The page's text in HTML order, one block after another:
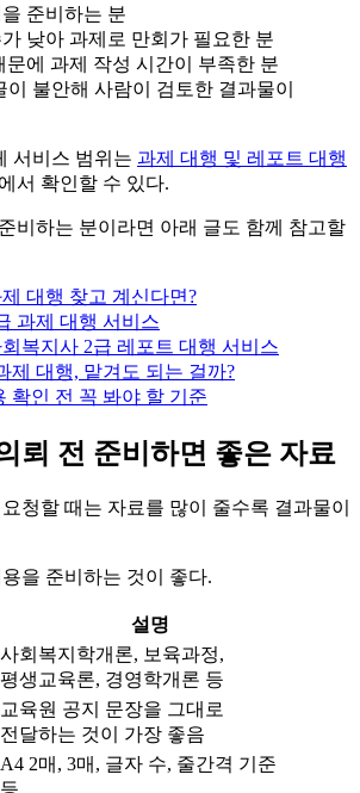
준비하는 분
낮아 과제로 만회가 필요한 분
문에 과제 작성 시간이 부족한 분
불안해 사람이 검토한 결과물이
서비스 범위는 과제 대행 및 레포트 대행
에서 확인할 수 있다.
비하는 분이라면 아래 글도 함께 참고할
대행 찾고 계신다면?
과제 대행 서비스
복지사 2급 레포트 대행 서비스
제 대행, 맡겨도 되는 걸까?
확인 전 꼭 봐야 할 기준
뢰 전 준비하면 좋은 자료
청할 때는 자료를 많이 줄수록 결과물이
을 준비하는 것이 좋다.
설명
사회복지학개론, 보육과정,
평생교육론, 경영학개론 등
교육원 공지 문장을 그대로
전달하는 것이 가장 좋음
A4 2매, 3매, 글자 수, 줄간격 기준
등